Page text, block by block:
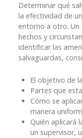
Determinar qué
la efectividad de
entorno a otro.
hechos y
identificar las
salvaguardas,
El objetivo de
Partes que
Cómo se
manera
Quién aplicará
un supervisor,